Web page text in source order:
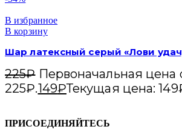
В избранное
В корзину
Шар латексный серый «Лови
225₽ Первоначальная цена
225₽.149₽Текущая цена:
ПРИСОЕДИНЯЙТЕСЬ